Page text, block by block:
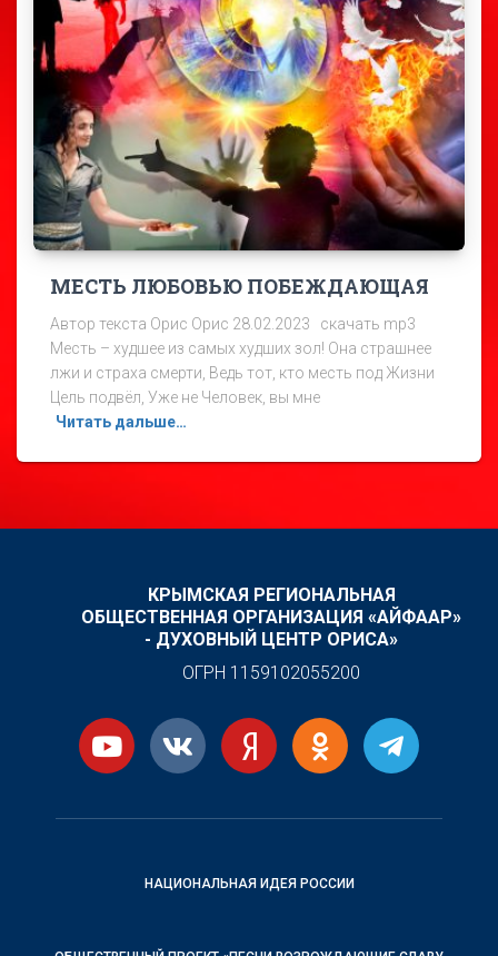
МЕСТЬ ЛЮБОВЬЮ ПОБЕЖДАЮЩАЯ
Автор текста Орис Орис 28.02.2023 скачать mp3
Месть – худшее из самых худших зол! Она страшнее
лжи и страха смерти, Ведь тот, кто месть под Жизни
Цель подвёл, Уже не Человек, вы мне
Читать дальше…
КРЫМСКАЯ РЕГИОНАЛЬНАЯ
ОБЩЕСТВЕННАЯ ОРГАНИЗАЦИЯ «АЙФААР»
- ДУХОВНЫЙ ЦЕНТР ОРИСА»
ОГРН 1159102055200
НАЦИОНАЛЬНАЯ ИДЕЯ РОССИИ